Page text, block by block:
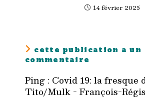
14 février 2025
cette publication a un
commentaire
Ping : Covid 19: la fresque
Tito/Mulk - François-